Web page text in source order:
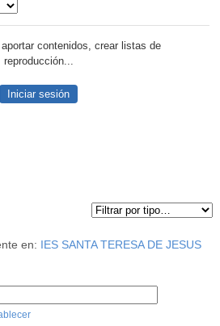
contenidos, crear listas de
reproducción...
Iniciar sesión
en: IES SANTA TERESA DE JESUS